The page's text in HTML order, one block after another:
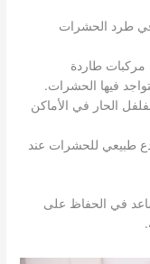
في طرد الحشرات
طاردة
فيها الحشرات.
الحار في الأماكن
طبيعي للحشرات عند
في الحفاظ على